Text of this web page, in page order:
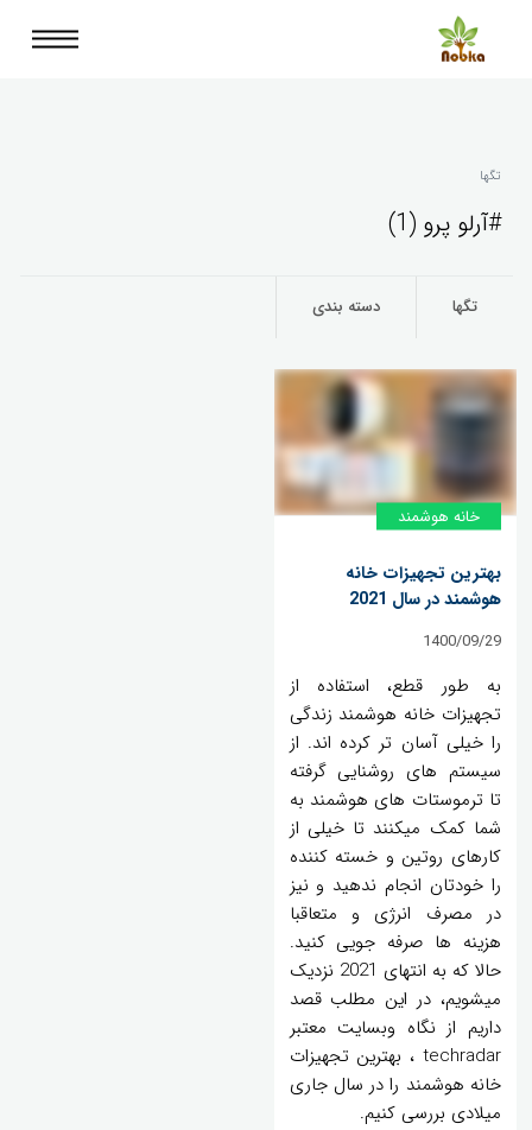
تگها
#آرلو پرو (1)
تگها دسته بندی
خانه‌ هوشمند
بهترین تجهیزات خانه
هوشمند در سال 2021
1400/09/29
به طور قطع، استفاده از
تجهیزات خانه هوشمند زندگی
را خیلی آسان تر کرده اند. از
سیستم های روشنایی گرفته
تا ترموستات های هوشمند به
شما کمک میکنند تا خیلی از
کارهای روتین و خسته کننده
را خودتان انجام ندهید و نیز
در مصرف انرژی و متعاقبا
هزینه ها صرفه جویی کنید.
حالا که به انتهای 2021 نزدیک
میشویم، در این مطلب قصد
داریم از نگاه وبسایت معتبر
techradar ، بهترین تجهیزات
خانه هوشمند را در سال جاری
میلادی بررسی کنیم.